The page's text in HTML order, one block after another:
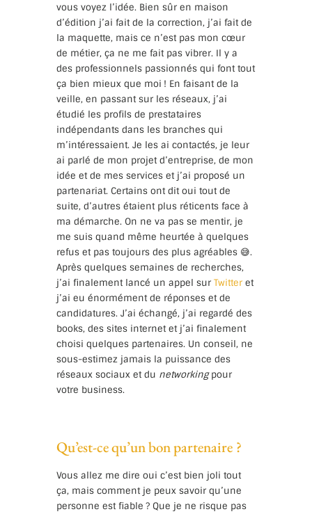
vous voyez l’idée. Bien sûr en maison
d’édition j’ai fait de la correction, j’ai fait de
la maquette, mais ce n’est pas mon cœur
de métier, ça ne me fait pas vibrer. Il y a
des professionnels passionnés qui font tout
ça bien mieux que moi ! En faisant de la
veille, en passant sur les réseaux, j’ai
étudié les profils de prestataires
indépendants dans les branches qui
m’intéressaient. Je les ai contactés, je leur
ai parlé de mon projet d’entreprise, de mon
idée et de mes services et j’ai proposé un
partenariat. Certains ont dit oui tout de
suite, d’autres étaient plus réticents face à
ma démarche. On ne va pas se mentir, je
me suis quand même heurtée à quelques
refus et pas toujours des plus agréables 😅.
Après quelques semaines de recherches,
j’ai finalement lancé un appel sur Twitter et
j’ai eu énormément de réponses et de
candidatures. J’ai échangé, j’ai regardé des
books, des sites internet et j’ai finalement
choisi quelques partenaires. Un conseil, ne
sous-estimez jamais la puissance des
réseaux sociaux et du networking pour
votre business.
Qu’est-ce qu’un bon partenaire ?
Vous allez me dire oui c’est bien joli tout
ça, mais comment je peux savoir qu’une
personne est fiable ? Que je ne risque pas